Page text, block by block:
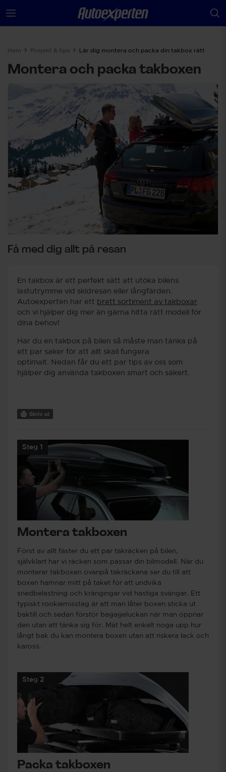
Hem Projekt & tips Lär dig montera och packa din takbox rätt
Montera och packa takboxen
Få med dig allt på resan
En takbox är ett perfekt sätt att utöka bilens
lastutrymme vid skidresan eller långfärden.
Autoexperten har ett brett sortiment av takboxar
och vi hjälper dig mer än gärna hitta rätt modell för
dina behov!
Har du en takbox på bilen så måste man tänka på
ett par saker för att allt skall fungera
optimalt. Nedan får du ett par tips av oss som
hjälper dig använda takboxen smart och säkert.
Steg 1
Montera takboxen
Först av allt fäster du ett par takräcken på bilen,
självklart har vi räcken som passar din bilmodell. När du
monterar takboxen ovanpå takräckena ser du till att
boxen hamnar mitt på taket för att undvika
snedbelastning och krängingar vid hastiga svängar. Ett
typiskt rookiemisstag är att man låter boxen sticka ut
baktill och sedan förstör bagageluckan när man öppnar
den utan att tänka sig för. Mät helt enkelt noga upp hur
långt bak du kan montera boxen utan att riskera lack och
kaross.
Steg 2
Packa takboxen